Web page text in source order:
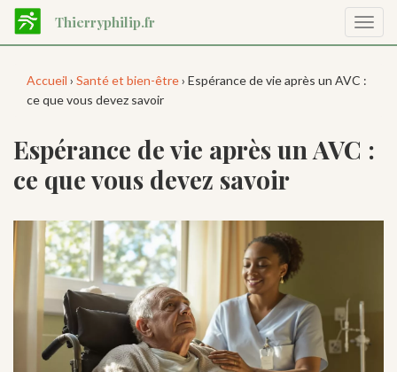
Aller
contenu
Thierryphilip.fr
la
Accueil › Santé et bien-être› Espérance de vie après un AVC :
ce que vous devez savoir
Espérance de vie après un AVC :
ce que vous devez savoir